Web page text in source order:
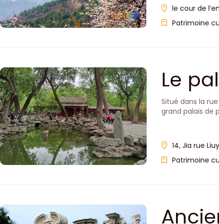
le cour de
Patrimoine
Le
Situé dans la
grand palais de
14, Jia rue
Patrimoine